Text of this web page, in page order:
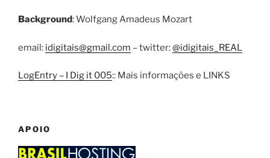
Background: Wolfgang Amadeus Mozart
email: idigitais@gmail.com – twitter:@idigitais_REAL
LogEntry – I Dig it 005:: Mais informações e LINKS
APOIO